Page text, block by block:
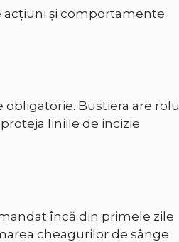
acțiuni și comportamente
Bustiera are rolul
liniile de incizie
încă din primele zile
cheagurilor de sânge